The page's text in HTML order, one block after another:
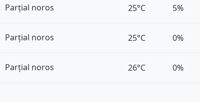
Parțial noros 25°C 5%
Parțial noros 25°C 0%
Parțial noros 26°C 0%